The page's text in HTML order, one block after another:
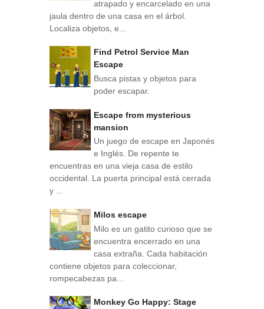
atrapado y encarcelado en una
jaula dentro de una casa en el árbol.
Localiza objetos, e...
Find Petrol Service Man
Escape
Busca pistas y objetos para
poder escapar.
Escape from mysterious
mansion
Un juego de escape en Japonés
e Inglés. De repente te
encuentras en una vieja casa de estilo
occidental. La puerta principal está cerrada
y ...
Milos escape
Milo es un gatito curioso que se
encuentra encerrado en una
casa extraña. Cada habitación
contiene objetos para coleccionar,
rompecabezas pa...
Monkey Go Happy: Stage